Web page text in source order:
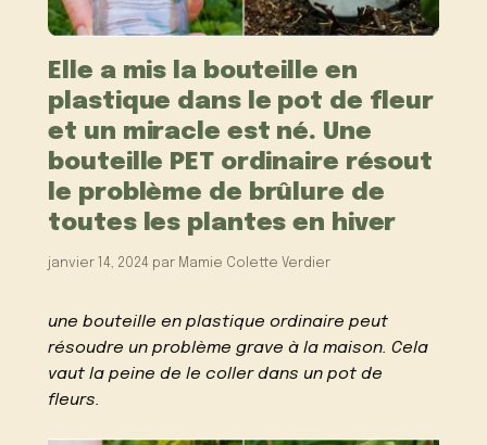
Elle a mis la bouteille en
plastique dans le pot de fleur
et un miracle est né. Une
bouteille PET ordinaire résout
le problème de brûlure de
toutes les plantes en hiver
janvier 14, 2024 par Mamie Colette Verdier
une bouteille en plastique ordinaire peut
résoudre un problème grave à la maison. Cela
vaut la peine de le coller dans un pot de
fleurs.